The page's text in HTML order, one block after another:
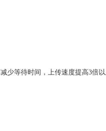
减少等待时间，上传速度提高3倍以